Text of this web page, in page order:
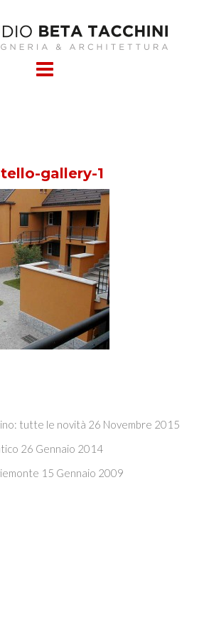
gallery-1
tutte le novità 26 Novembre 2015
26 Gennaio 2014
15 Gennaio 2009